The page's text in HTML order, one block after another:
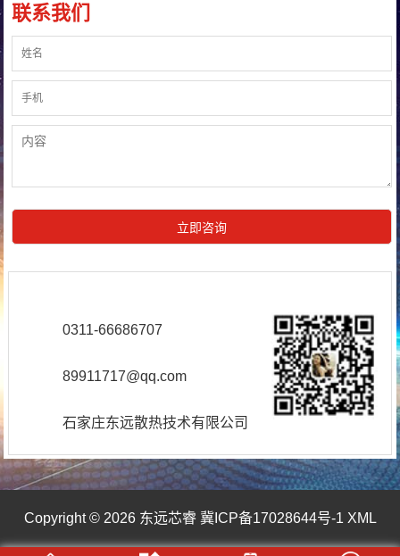
联系我们
0311-66686707
89911717@qq.com
石家庄东远散热技术有限公司
Copyright © 2026 东远芯睿 冀ICP备17028644号-1 XML